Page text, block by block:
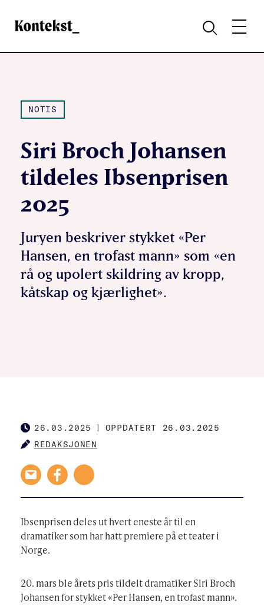
Kontekst
SØKMENY
NOTIS
Siri Broch Johansen
tildeles Ibsenprisen
2025
Juryen beskriver stykket «Per
Hansen, en trofast mann» som «en
rå og upolert skildring av kropp,
kåtskap og kjærlighet».
PUBLISHED
26.03.2025 OPPDATERT 26.03.2025
AUTHOR
REDAKSJONEN
Ibsenprisen deles ut hvert eneste år til en
dramatiker som har hatt premiere på et teater i
Norge.
20. mars ble årets pris tildelt dramatiker Siri Broch
Johansen for stykket «Per Hansen, en trofast mann».